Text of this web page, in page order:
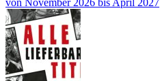
von November 2026 bis April 2027